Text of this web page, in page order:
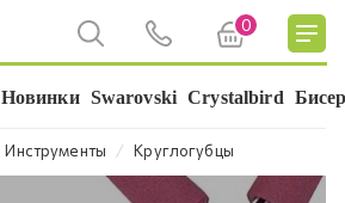
0
Новинки Swarovski Crystalbird
Инструменты ⁄ Круглогубцы